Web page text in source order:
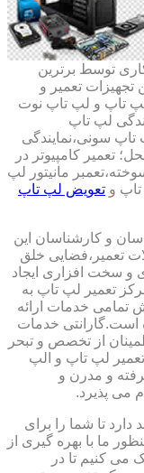
توسط برترین
تعمیر و
و تعمیر لپ تاپ و لپ تاپ نوت
لپ تاپ
تاپ سونی،نمایندگی
تعمیر کامپیوتر در
مانیتور لپ
و تعویض لپ تاپ
و کارشناسان این
تعمیر،فضایی خلق
و سخت افزاری ایجاد
تعمیر لپ تاپ به
تمامی خدمات ارائه
است.گارانتی خدمات
از تخصص و تبحر
لپ تاپ و الپ
و مدرن و
می پذیرد.
تا شما را برای
ما با بهره گیری از
می کنیم تا در